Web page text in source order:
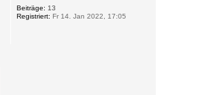
Beiträge: 13
Registriert: Fr 14. Jan 2022, 17:05